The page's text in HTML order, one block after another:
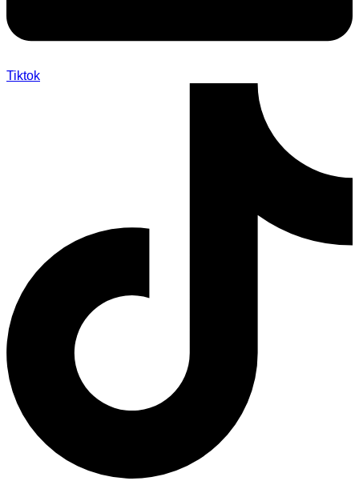
Tiktok